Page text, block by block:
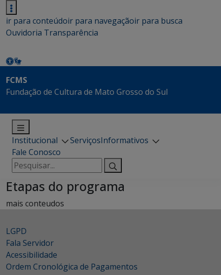
ir para conteúdoir para navegaçãoir para busca
Ouvidoria Transparência
FCMS
Fundação de Cultura de Mato Grosso do Sul
Institucional ServiçosInformativos
Fale Conosco
Pesquisar
por:
Etapas do programa
mais conteudos
LGPD
Fala Servidor
Acessibilidade
Ordem Cronológica de Pagamentos